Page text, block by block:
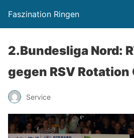
Faszination Ringen
2.Bundesliga Nord:
gegen RSV Rotation
Service